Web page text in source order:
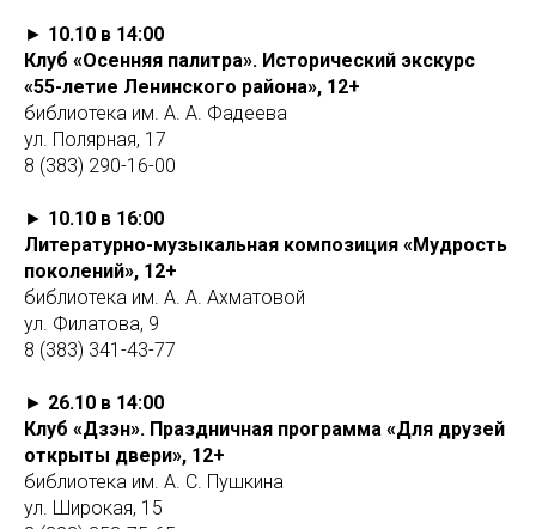
► 10.10 в 14:00
Клуб «Осенняя палитра». Исторический экскурс
«55-летие Ленинского района», 12+
библиотека им. А. А. Фадеева
ул. Полярная, 17
8 (383) 290-16-00
► 10.10 в 16:00
Литературно-музыкальная композиция «Мудрость
поколений», 12+
библиотека им. А. А. Ахматовой
ул. Филатова, 9
8 (383) 341-43-77
► 26.10 в 14:00
Клуб «Дзэн». Праздничная программа «Для друзей
открыты двери», 12+
библиотека им. А. С. Пушкина
ул. Широкая, 15